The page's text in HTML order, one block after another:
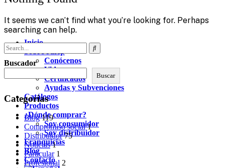
Inicio
Sobre Jafep
Conócenos
Videos
Certificados
Ayudas y Subvenciones
Catálogos
Productos
¿Dónde comprar?
Soy consumidor
Soy distribuidor
Franquicias
Blog
Contacto
It seems we can’t find what you’re looking for. Perhaps
searching can help.
Buscador
Buscar
Categorias
Blog 119
Compromiso social 1
Distribuidor 75
Noticias 1
Particular 1
Profesional 2